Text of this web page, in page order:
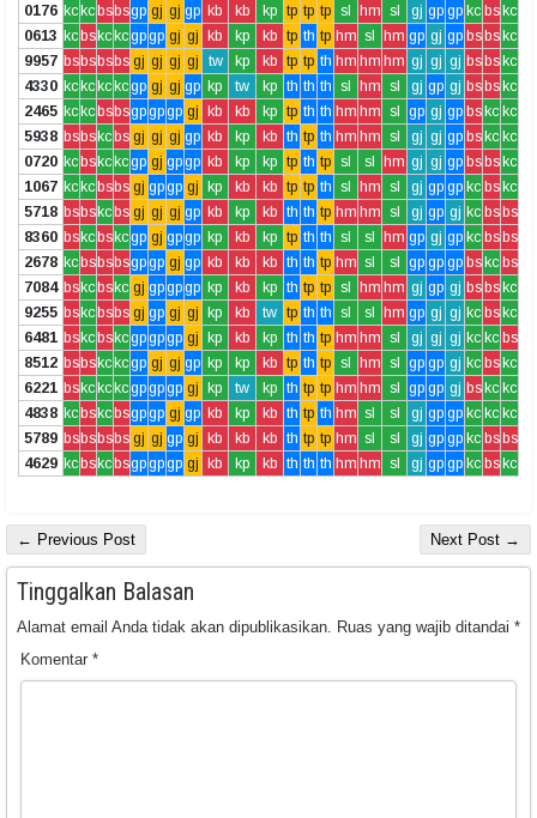
0176 kc kc bs bsgp gj gj gp kb kb kp tp tp tp sl hm sl gj gp gp kc bs kc
0613 kc bs kc kcgpgp gj gj kb kp kb tp th tp hm sl hm gp gj gp bs bs kc
9957 bs bs bs bs gj gj gj gj tw kp kb tp tp th hm hm hm gj gj gj bs bs kc
4330 kc kc kc kcgp gj gj gp kp tw kp th th th sl hm sl gj gp gj bs bs kc
2465 kc kc bs bsgpgpgp gj kb kb kp tp th th hm hm sl gp gj gp bs kc kc
5938 bs bs kc bs gj gj gj gp kb kp kb th tp th hm hm sl gj gj gp bs kc kc
0720 kc bs kc kcgp gj gpgp kb kp kp tp th tp sl sl hm gj gj gp bs bs kc
1067 kc kc bs bs gj gpgp gj kp kb kb tp tp th sl hm sl gj gp gp kc bs kc
5718 bs bs kc bs gj gj gj gp kb kp kb th th tp hm hm sl gj gp gj kc bs bs
8360 bs kc bs kcgp gj gpgp kp kb kp tp th th sl sl hm gp gj gp kc bs bs
2678 kc bs bs bsgpgp gj gp kb kb kb th th tp hm sl sl gp gp gp bs kc bs
7084 bs kc bs kc gj gpgpgp kp kb kp th tp tp sl hm hm gj gp gj bs bs kc
9255 bs kc bs bs gj gp gj gj kp kb tw tp th th sl sl hm gp gj gj kc bs kc
6481 bs kc bs kcgpgpgp gj kp kb kp th th tp hm hm sl gj gj gj kc kc bs
8512 bs bs kc kcgp gj gj gp kp kp kb tp th tp sl hm sl gp gp gj kc bs kc
6221 bs kc kc kcgpgpgp gj kp tw kp th tp tp hm hm sl gp gp gj bs kc kc
4838 kc bs kc bsgpgp gj gp kb kp kb th tp th hm sl sl gj gp gp kc kc kc
5789 bs bs bs bs gj gj gp gj kb kb kb th tp tp hm sl sl gj gp gp kc bs bs
4629 kc bs kc bsgpgpgp gj kb kp kb th th th hm hm sl gj gp gp kc bs kc
← Previous Post Next Post →
Tinggalkan Balasan
Alamat email Anda tidak akan dipublikasikan. Ruas yang wajib ditandai *
Komentar *